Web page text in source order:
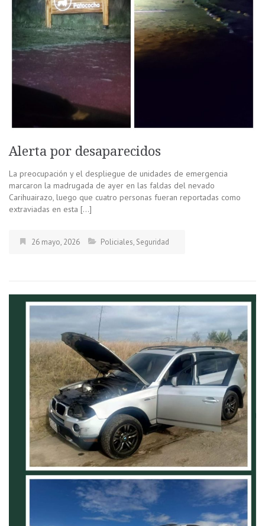
Alerta por desaparecidos
La preocupación y el despliegue de unidades de emergencia
marcaron la madrugada de ayer en las faldas del nevado
Carihuairazo, luego que cuatro personas fueran reportadas como
extraviadas en esta […]
26 mayo, 2026 Policiales, Seguridad